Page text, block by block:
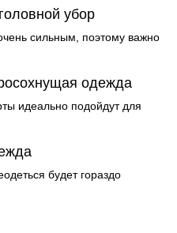
убор
сильным, поэтому важно
одежда
идеально подойдут для
будет гораздо